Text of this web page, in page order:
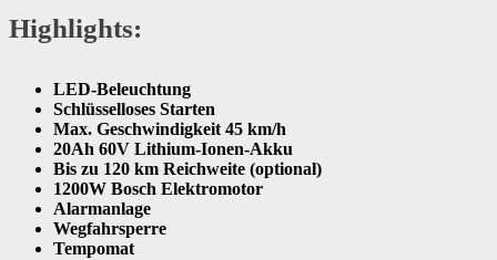
Highlights:
LED-Beleuchtung
Schlüsselloses Starten
Max. Geschwindigkeit 45 km/h
20Ah 60V Lithium-Ionen-Akku
Bis zu 120 km Reichweite (optional)
1200W Bosch Elektromotor
Alarmanlage
Wegfahrsperre
Tempomat